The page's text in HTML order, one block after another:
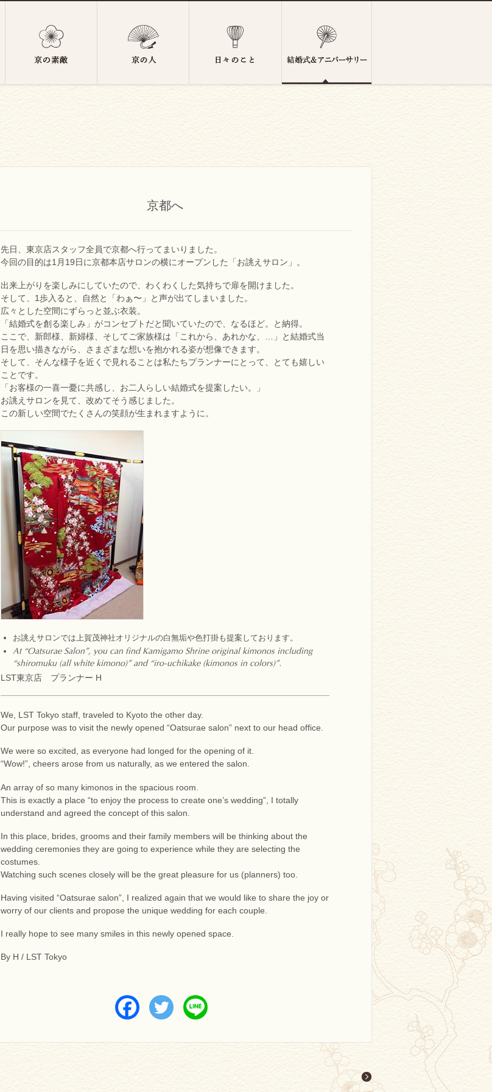
京都へ
先日、東京店スタッフ全員で京都へ行ってまいりました。
今回の目的は1月19日に京都本店サロンの横にオープンした「お誂えサロン」。
出来上がりを楽しみにしていたので、わくわくした気持ちで扉を開けました。
そして、1歩入ると、自然と「わぁ〜」と声が出てしまいました。
広々とした空間にずらっと並ぶ衣装。
「結婚式を創る楽しみ」がコンセプトだと聞いていたので、なるほど。と納得。
ここで、新郎様、新婦様、そしてご家族様は「これから、あれかな、…」と結婚式当
日を思い描きながら、さまざまな想いを抱かれる姿が想像できます。
そして、そんな様子を近くで見れることは私たちプランナーにとって、とても嬉しい
ことです。
「お客様の一喜一憂に共感し、お二人らしい結婚式を提案したい。」
お誂えサロンを見て、改めてそう感じました。
この新しい空間でたくさんの笑顔が生まれますように。
お誂えサロンでは上賀茂神社オリジナルの白無垢や色打掛も提案しております。
At “Oatsurae Salon”, you can find Kamigamo Shrine original kimonos including
“shiromuku (all white kimono)” and “iro-uchikake (kimonos in colors)”.
LST東京店 プランナー H
We, LST Tokyo staff, traveled to Kyoto the other day.
Our purpose was to visit the newly opened “Oatsurae salon” next to our head office.
We were so excited, as everyone had longed for the opening of it.
“Wow!”, cheers arose from us naturally, as we entered the salon.
An array of so many kimonos in the spacious room.
This is exactly a place “to enjoy the process to create one’s wedding”, I totally
understand and agreed the concept of this salon.
In this place, brides, grooms and their family members will be thinking about the
wedding ceremonies they are going to experience while they are selecting the
costumes.
Watching such scenes closely will be the great pleasure for us (planners) too.
Having visited “Oatsurae salon”, I realized again that we would like to share the joy or
worry of our clients and propose the unique wedding for each couple.
I really hope to see many smiles in this newly opened space.
By H / LST Tokyo